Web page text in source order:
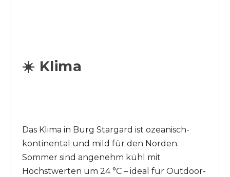
☀️ Klima
Das Klima in Burg Stargard ist ozeanisch-
kontinental und mild für den Norden.
Sommer sind angenehm kühl mit
Höchstwerten um 24 °C – ideal für Outdoor-